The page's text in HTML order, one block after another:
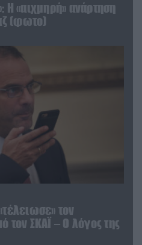
Η «αιχμηρή» ανάρτηση
(φωτο)
τον
τον ΣΚΑΪ – Ο λόγος της